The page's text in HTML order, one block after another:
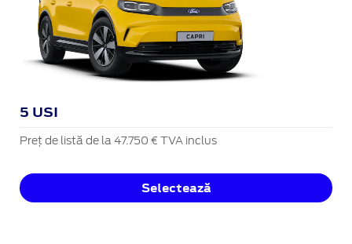
5 USI
Preț de listă de la 47.750 € TVA inclus
Selectează